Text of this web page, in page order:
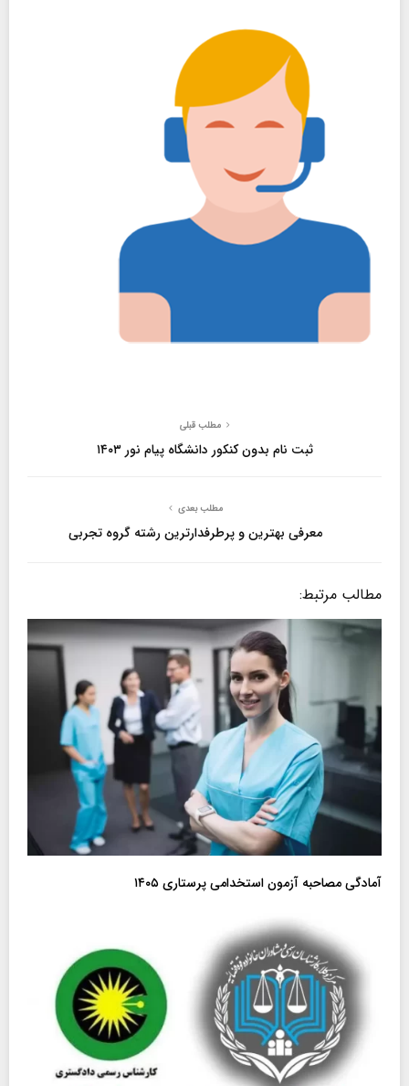
مطلب قبلی
ثبت نام بدون کنکور دانشگاه پیام نور ۱۴۰۳
مطلب بعدی
معرفی بهترین و پرطرفدارترین رشته گروه تجربی
مطالب مرتبط:
آمادگی مصاحبه آزمون استخدامی پرستاری ۱۴۰۵